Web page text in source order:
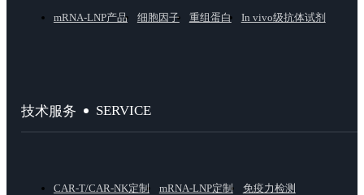
mRNA-LNP产品
细胞因子 重组蛋白 In vivo级抗体试剂
技术服务 SERVICE
CAR-T/CAR-NK定制 mRNA-LNP定制
免疫力检测